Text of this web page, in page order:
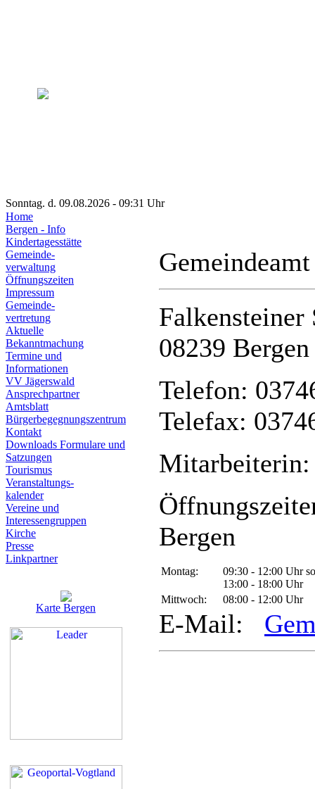
Sonntag. d. 09.08.2026 - 09:31 Uhr
Home
Bergen - Info
Kindertagesstätte
Gemeinde-
verwaltung
Öffnungszeiten
Impressum
Gemeinde-
vertretung
Aktuelle
Bekanntmachung
Termine und
Informationen
VV Jägerswald
Ansprechpartner
Amtsblatt
Bürgerbegegnungszentrum
Kontakt
Downloads Formulare und
Satzungen
Tourismus
Veranstaltungs-
kalender
Vereine und
Interessen­gruppen
Kirche
Presse
Linkpartner
Karte Bergen
Falkensteiner
08239 Bergen
Telefon:
Telefax:
Mitarbeiterin:
Bergen
Montag:
09:30 - 12:00 Uhr
13:00 - 18:00 Uhr
Mittwoch:
08:00 - 12:00 Uhr
E-Mail: